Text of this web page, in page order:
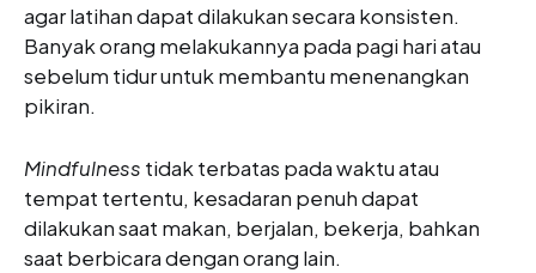
agar latihan dapat dilakukan secara konsisten.
Banyak orang melakukannya pada pagi hari atau
sebelum tidur untuk membantu menenangkan
pikiran.
Mindfulness tidak terbatas pada waktu atau
tempat tertentu, kesadaran penuh dapat
dilakukan saat makan, berjalan, bekerja, bahkan
saat berbicara dengan orang lain.